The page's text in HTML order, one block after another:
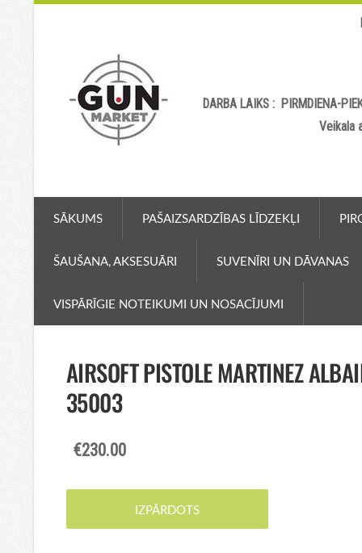
DARBA LAIKS : PIRMDIENA-
Veikala
SĀKUMS PAŠAIZSARDZĪBAS LĪDZEKĻI
ŠAUŠANA, AKSESUĀRI SUVENĪRI UN DĀVANAS
VISPĀRĪGIE NOTEIKUMI UN NOSACĪJUMI
AIRSOFT PISTOLE MARTINEZ
35003
€230.00
IZPĀRDOTS